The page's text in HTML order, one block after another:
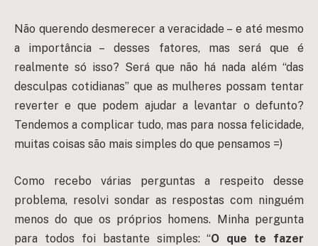
Não querendo desmerecer a veracidade – e até mesmo
a importância – desses fatores, mas será que é
realmente só isso? Será que não há nada além “das
desculpas cotidianas” que as mulheres possam tentar
reverter e que podem ajudar a levantar o defunto?
Tendemos a complicar tudo, mas para nossa felicidade,
muitas coisas são mais simples do que pensamos =)
Como recebo várias perguntas a respeito desse
problema, resolvi sondar as respostas com ninguém
menos do que os próprios homens. Minha pergunta
para todos foi bastante simples: “O que te fazer